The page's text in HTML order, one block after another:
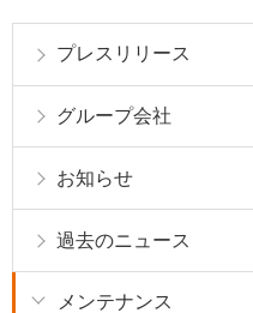
プレスリリース
グループ会社
お知らせ
過去のニュース
メンテナンス